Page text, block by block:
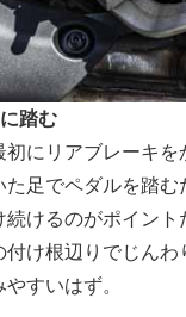
踏む
にリアブレーキ
足でペダルを踏
けるのがポイン
け根辺りでじん
すいはず。